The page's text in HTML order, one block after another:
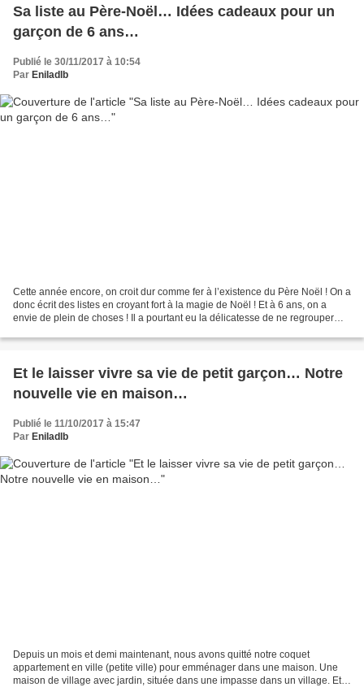
Sa liste au Père-Noël… Idées cadeaux pour un
garçon de 6 ans…
Publié le 30/11/2017 à 10:54
Par Eniladlb
Cette année encore, on croit dur comme fer à l’existence du Père Noël ! On a
donc écrit des listes en croyant fort à la magie de Noël ! Et à 6 ans, on a
envie de plein de choses ! Il a pourtant eu la délicatesse de ne regrouper
Et le laisser vivre sa vie de petit garçon… Notre
nouvelle vie en maison…
Publié le 11/10/2017 à 15:47
Par Eniladlb
Depuis un mois et demi maintenant, nous avons quitté notre coquet
appartement en ville (petite ville) pour emménager dans une maison. Une
maison de village avec jardin, située dans une impasse dans un village. Et